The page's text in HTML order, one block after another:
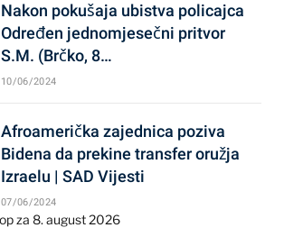
Nakon pokušaja ubistva policajca
Određen jednomjesečni pritvor
S.M. (Brčko, 8…
10/06/2024
Afroamerička zajednica poziva
Bidena da prekine transfer oružja
Izraelu | SAD Vijesti
07/06/2024